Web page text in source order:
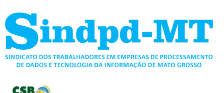
para
conteúdo